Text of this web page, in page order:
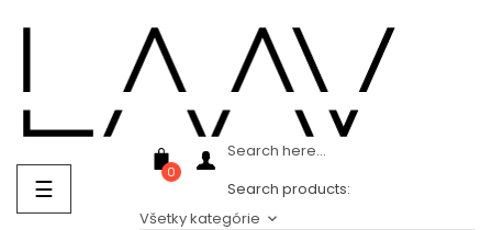
Prepnúť
navigáciu
☰
0
Search here...
Search products:
Všetky kategórie keyboard_arrow_down